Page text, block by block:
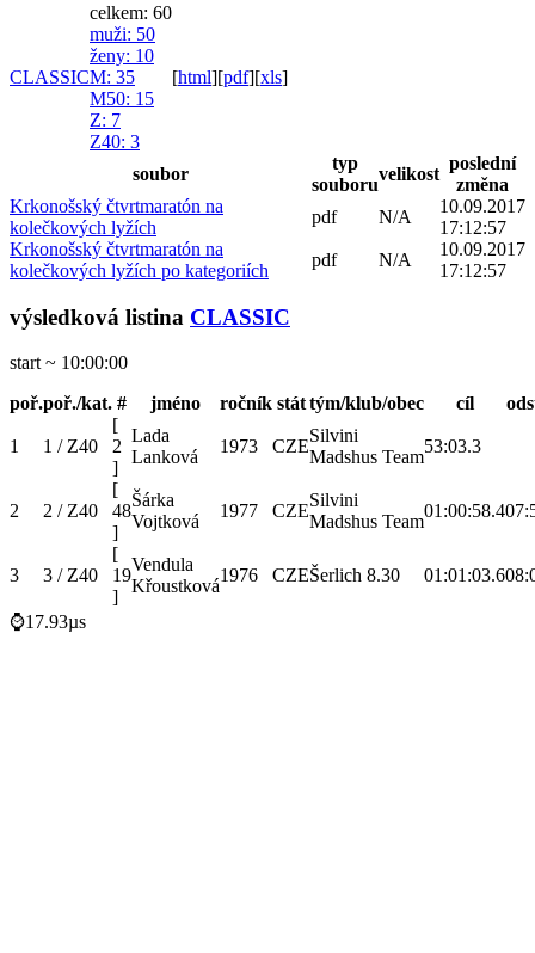
CLASSIC
celkem: 60
muži: 50
ženy: 10
M: 35
M50: 15
Z: 7
Z40: 3
[html][pdf][xls]
soubor
typ
souboru
velikost
poslední
změna
Krkonošský čtvrtmaratón na
kolečkových lyžích
pdf N/A
10.09.2017
17:12:57
Krkonošský čtvrtmaratón na
kolečkových lyžích po kategoriích
pdf N/A
10.09.2017
17:12:57
výsledková listina CLASSIC
start ~ 10:00:00
poř.poř./kat. # jméno ročník stát tým/klub/obec cíl
1 1 / Z40
[
2
]
Lada
Lanková
1973 CZE
Silvini
Madshus Team
53:03.3
2 2 / Z40
[
48
]
Šárka
Vojtková
1977 CZE
Silvini
Madshus Team
01:00:58.4
3 3 / Z40
[
19
]
Vendula
Křoustková
1976 CZEŠerlich 8.30 01:01:03.6
⌚17.93µs